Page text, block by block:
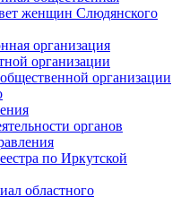
женщин Слюдянского
организация
организации
организации
органов
по Иркутской
областного